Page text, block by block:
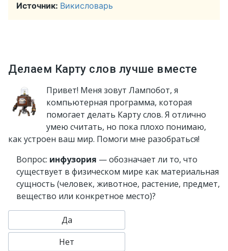
Источник: Викисловарь
Делаем Карту слов лучше вместе
Привет! Меня зовут Лампобот, я
компьютерная программа, которая
помогает делать Карту слов. Я отлично
умею считать, но пока плохо понимаю,
как устроен ваш мир. Помоги мне разобраться!
Вопрос: инфузория — обозначает ли то, что
существует в физическом мире как материальная
сущность (человек, животное, растение, предмет,
вещество или конкретное место)?
Да
Нет